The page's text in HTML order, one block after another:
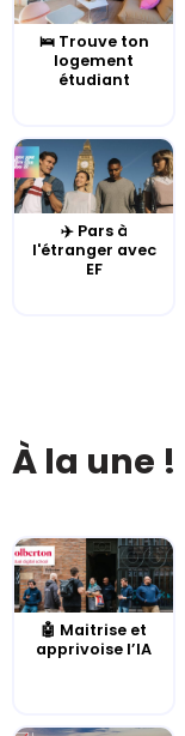
🛌 Trouve ton
logement
étudiant
✈️ Pars à
l'étranger avec
EF
À la une !
🤖 Maitrise et
apprivoise l’IA